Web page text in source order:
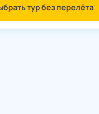
тур без перелёта